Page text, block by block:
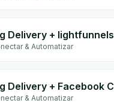
Delivery + lightfunnels
& Automatizar
& Automatizar